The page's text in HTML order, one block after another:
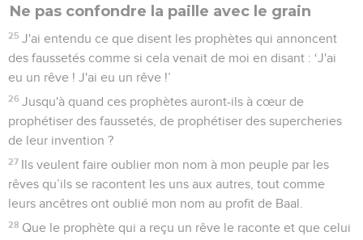
Ne pas confondre la paille avec le grain
25 J'ai entendu ce que disent les prophètes qui annoncent
des faussetés comme si cela venait de moi en disant : ‘J'ai
eu un rêve ! J'ai eu un rêve !’
26 Jusqu'à quand ces prophètes auront-ils à cœur de
prophétiser des faussetés, de prophétiser des supercheries
de leur invention ?
27 Ils veulent faire oublier mon nom à mon peuple par les
rêves qu’ils se racontent les uns aux autres, tout comme
leurs ancêtres ont oublié mon nom au profit de Baal.
28 Que le prophète qui a reçu un rêve le raconte et que celui